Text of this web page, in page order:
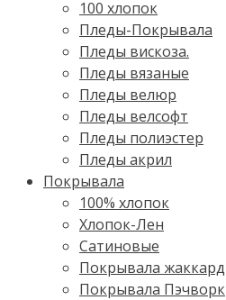
100 хлопок
Пледы-Покрывала
Пледы вискоза.
Пледы вязаные
Пледы велюр
Пледы велсофт
Пледы полиэстер
Пледы акрил
Покрывала
100% хлопок
Хлопок-Лен
Сатиновые
Покрывала жаккард
Покрывала Пэчворк